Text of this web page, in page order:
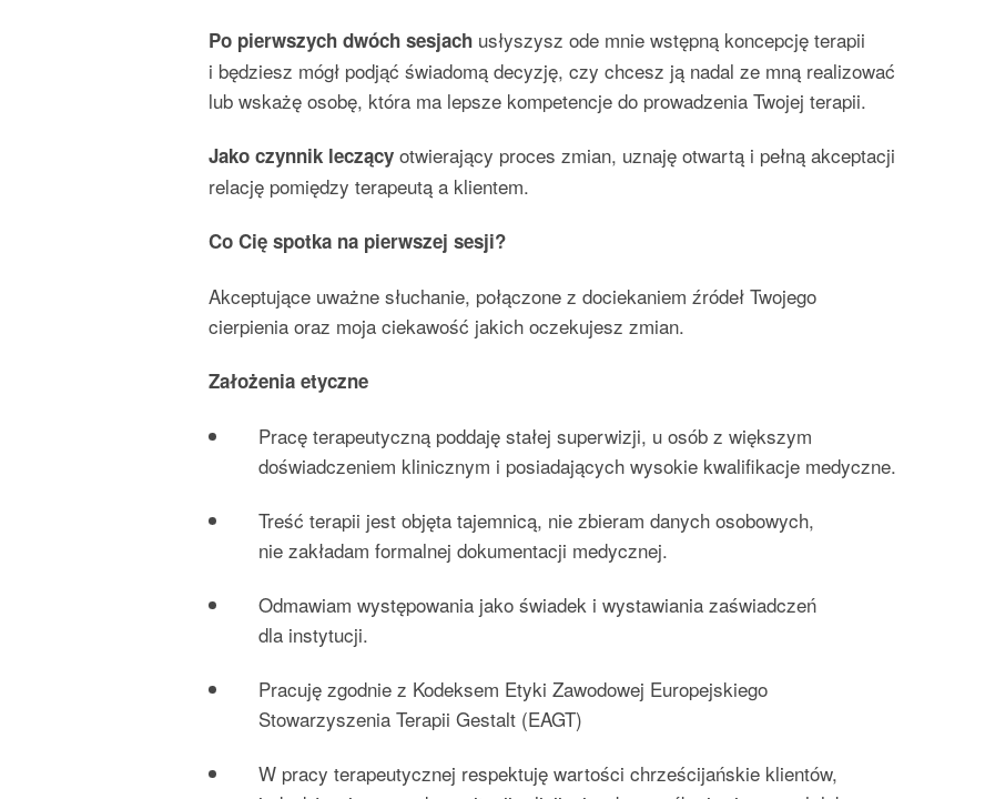
Po pierwszych dwóch sesjach usłyszysz ode mnie wstępną koncepcję terapii
i będziesz mógł podjąć świadomą decyzję, czy chcesz ją nadal ze mną realizować
lub wskażę osobę, która ma lepsze kompetencje do prowadzenia Twojej terapii.
Jako czynnik leczący otwierający proces zmian, uznaję otwartą i pełną akceptacji
relację pomiędzy terapeutą a klientem.
Co Cię spotka na pierwszej sesji?
Akceptujące uważne słuchanie, połączone z dociekaniem źródeł Twojego
cierpienia oraz moja ciekawość jakich oczekujesz zmian.
Założenia etyczne
Pracę terapeutyczną poddaję stałej superwizji, u osób z większym
doświadczeniem klinicznym i posiadających wysokie kwalifikacje medyczne.
Treść terapii jest objęta tajemnicą, nie zbieram danych osobowych,
nie zakładam formalnej dokumentacji medycznej.
Odmawiam występowania jako świadek i wystawiania zaświadczeń
dla instytucji.
Pracuję zgodnie z Kodeksem Etyki Zawodowej Europejskiego
Stowarzyszenia Terapii Gestalt (EAGT)
W pracy terapeutycznej respektuję wartości chrześcijańskie klientów,